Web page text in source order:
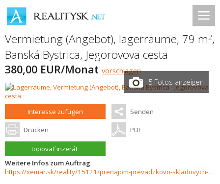
Vermietung (Angebot), lagerräume, 79 m2,
Banská Bystrica, Jegorovova cesta
380,00 EUR/Monat vorschlagen
5 Fotos anzeigen
Interesse zufügen Senden
Drucken PDF
topovať inzerát
Weitere Infos zum Auftrag
https://xemar.sk/reality/15121/prenajom-prevadzkovo-skladovych-priestorov-banska-bystrica